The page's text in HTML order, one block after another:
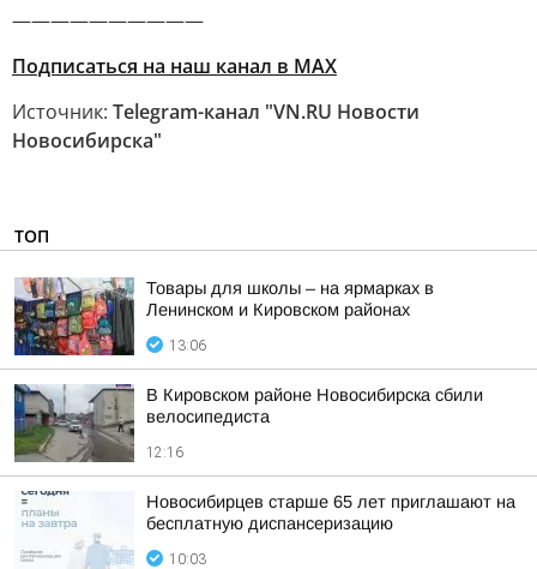
——————————
Подписаться на наш канал в MAX
Источник: Telegram-канал "VN.RU Новости
Новосибирска"
ТОП
Товары для школы – на ярмарках в
Ленинском и Кировском районах
13:06
В Кировском районе Новосибирска сбили
велосипедиста
12:16
Новосибирцев старше 65 лет приглашают на
бесплатную диспансеризацию
10:03